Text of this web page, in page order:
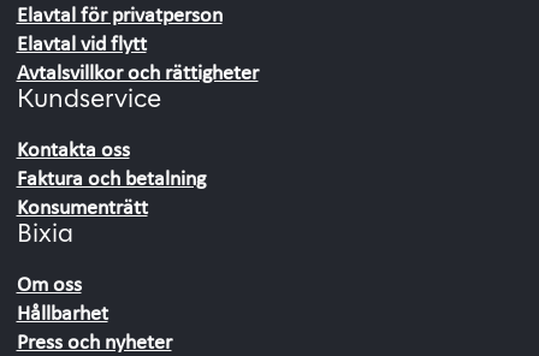
Elavtal för privatperson
Elavtal vid flytt
Avtalsvillkor och rättigheter
Kundservice
Kontakta oss
Faktura och betalning
Konsumenträtt
Bixia
Om oss
Hållbarhet
Press och nyheter